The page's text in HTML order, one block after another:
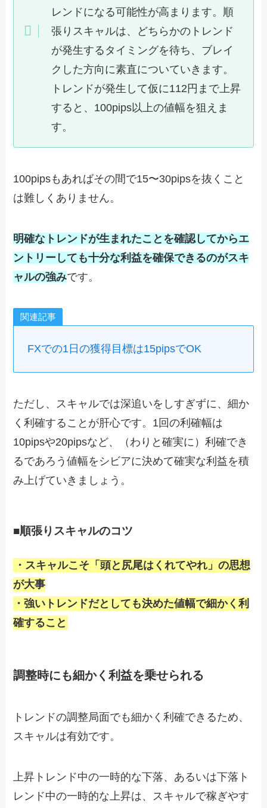
レンドになる可能性が高まります。順
張りスキャルは、どちらかのトレンド
が発生するタイミングを待ち、ブレイ
クした方向に素直についていきます。
トレンドが発生して仮に112円まで上昇
すると、100pips以上の値幅を狙えま
す。
100pipsもあればその間で15〜30pipsを抜くこと
は難しくありません。
明確なトレンドが生まれたことを確認してからエ
ントリーしても十分な利益を確保できるのがスキ
ャルの強みです。
関連記事
FXでの1日の獲得目標は15pipsでOK
ただし、スキャルでは深追いをしすぎずに、細か
く利確することが肝心です。1回の利確幅は
10pipsや20pipsなど、（わりと確実に）利確でき
るであろう値幅をシビアに決めて確実な利益を積
み上げていきましょう。
■順張りスキャルのコツ
・スキャルこそ「頭と尻尾はくれてやれ」の思想
が大事
・強いトレンドだとしても決めた値幅で細かく利
確すること
調整時にも細かく利益を乗せられる
トレンドの調整局面でも細かく利確できるため、
スキャルは有効です。
上昇トレンド中の一時的な下落、あるいは下落ト
レンド中の一時的な上昇は、スキャルで稼ぎやす